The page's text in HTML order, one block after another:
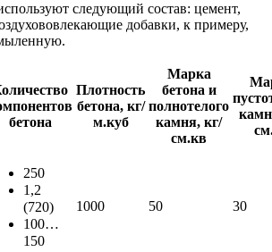
следующий состав: цемент,
добавки, к примеру,
бетона
Плотность
бетона, кг/
м.куб
Марка
бетона и
полнотелого
камня, кг/
см.кв
250
1,2
(720)
100…
150
1000 50 30